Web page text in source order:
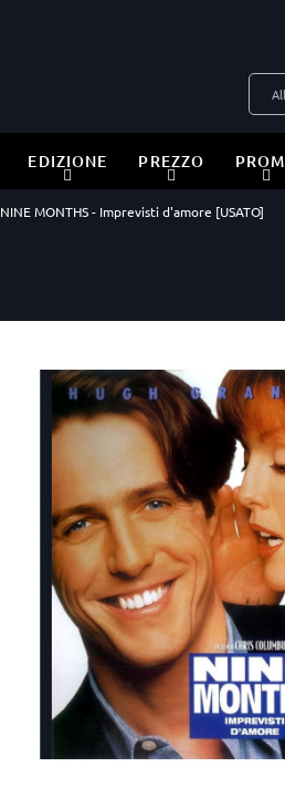
EDIZIONE PREZZO
NINE MONTHS - Imprevisti d'amore [USATO]